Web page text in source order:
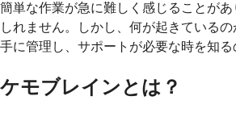
簡単な作業が急に難しく感じることが
しれません。しかし、何が起きている
手に管理し、サポートが必要な時を知る
ケモブレインとは？